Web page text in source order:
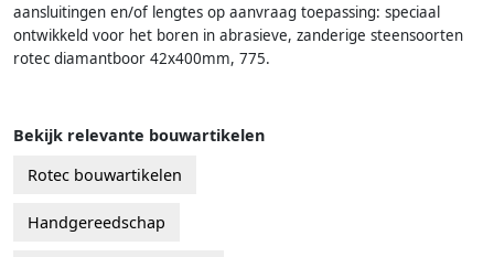
aansluitingen en/of lengtes op aanvraag toepassing: speciaal
ontwikkeld voor het boren in abrasieve, zanderige steensoorten
rotec diamantboor 42x400mm, 775.
Bekijk relevante bouwartikelen
Rotec bouwartikelen
Handgereedschap